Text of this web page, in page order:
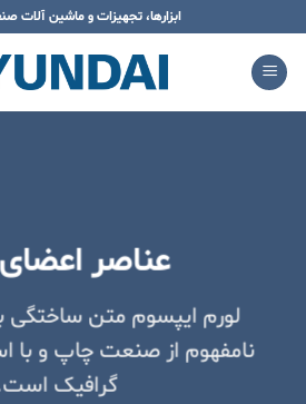
محتوا
بروید
ابزارها، تجهیزات و ماشین آلات
عناصر
لورم ایپسوم متن ساختگی
نامفهوم از صنعت چاپ و با
گرافیک